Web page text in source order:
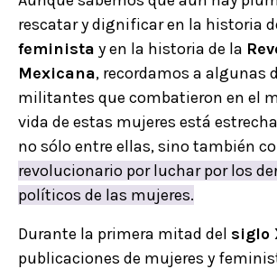
rescatar y dignificar en la historia
feminista y en la historia de la
Mexicana, recordamos a algunas
militantes que combatieron en el
vida de estas mujeres está
no sólo entre ellas, sino también
revolucionario por luchar por los
políticos de las mujeres.
Durante la primera mitad del siglo
publicaciones de mujeres y